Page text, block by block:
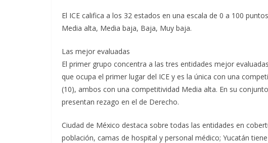
El ICE califica a los 32 estados en una escala de 0 a 100
Media alta, Media baja, Baja, Muy baja.
Las mejor evaluadas
El primer grupo concentra a las tres entidades mejor
que ocupa el primer lugar del ICE y es la única con una
(10), ambos con una competitividad Media alta. En su
presentan rezago en el de Derecho.
Ciudad de México destaca sobre todas las entidades en
población, camas de hospital y personal médico; Yucatán